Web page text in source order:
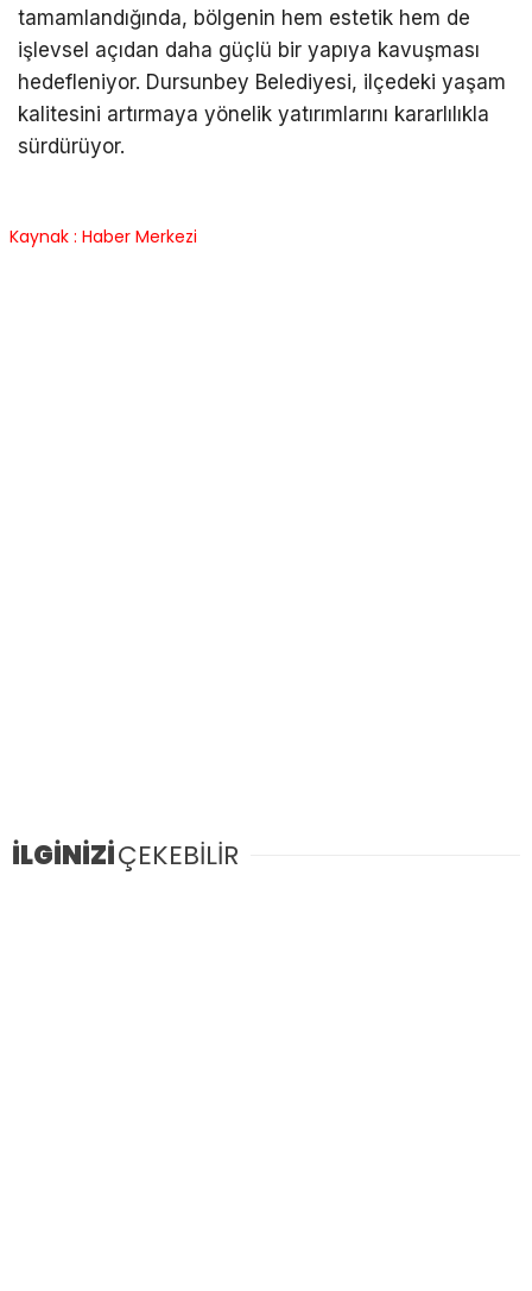
tamamlandığında, bölgenin hem estetik hem de
işlevsel açıdan daha güçlü bir yapıya kavuşması
hedefleniyor. Dursunbey Belediyesi, ilçedeki yaşam
kalitesini artırmaya yönelik yatırımlarını kararlılıkla
sürdürüyor.
Kaynak : Haber Merkezi
İLGİNİZİÇEKEBİLİR